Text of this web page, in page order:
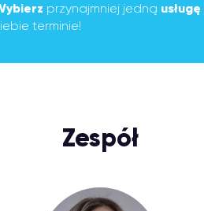
przynajmniej jedną usługę
terminie!
Zespół